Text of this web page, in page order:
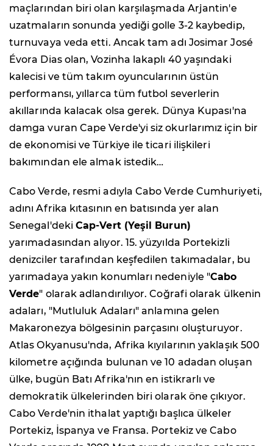
maçlarından biri olan karşılaşmada Arjantin'e
uzatmaların sonunda yediği golle 3-2 kaybedip,
turnuvaya veda etti. Ancak tam adı Josimar José
Évora Dias olan, Vozinha lakaplı 40 yaşındaki
kalecisi ve tüm takım oyuncularının üstün
performansı, yıllarca tüm futbol severlerin
akıllarında kalacak olsa gerek. Dünya Kupası'na
damga vuran Cape Verde'yi siz okurlarımız için bir
de ekonomisi ve Türkiye ile ticari ilişkileri
bakımından ele almak istedik…
Cabo Verde, resmi adıyla Cabo Verde Cumhuriyeti,
adını Afrika kıtasının en batısında yer alan
Senegal'dekiCap-Vert (Yeşil Burun)
yarımadasından alıyor. 15. yüzyılda Portekizli
denizciler tarafından keşfedilen takımadalar, bu
yarımadaya yakın konumları nedeniyle "Cabo
Verde" olarak adlandırılıyor. Coğrafi olarak ülkenin
adaları, "Mutluluk Adaları" anlamına gelen
Makaronezya bölgesinin parçasını oluşturuyor.
Atlas Okyanusu'nda, Afrika kıyılarının yaklaşık 500
kilometre açığında bulunan ve 10 adadan oluşan
ülke, bugün Batı Afrika'nın en istikrarlı ve
demokratik ülkelerinden biri olarak öne çıkıyor.
Cabo Verde'nin ithalat yaptığı başlıca ülkeler
Portekiz, İspanya ve Fransa. Portekiz ve Cabo